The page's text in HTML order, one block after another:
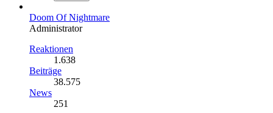
Doom Of Nightmare
Administrator
Reaktionen
1.638
Beiträge
38.575
News
251